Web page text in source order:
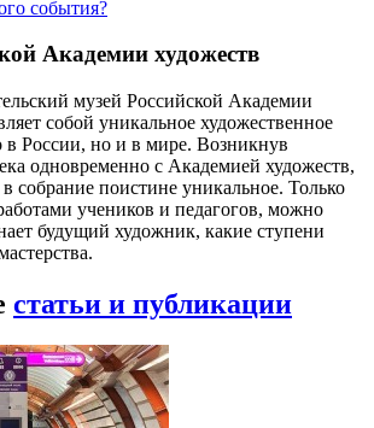
события?
Академии художеств
музей Российской Академии
собой уникальное художественное
в России, но и в мире. Возникнув
одновременно с Академией художеств,
собрание поистине уникальное. Только
учеников и педагогов, можно
будущий художник, какие ступени
статьи и публикации